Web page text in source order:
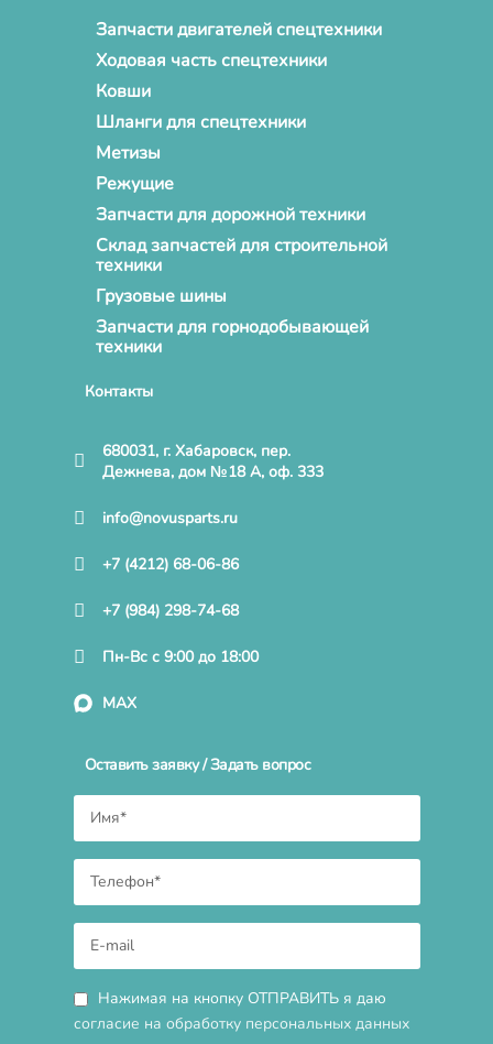
Запчасти двигателей спецтехники
Ходовая часть спецтехники
Ковши
Шланги для спецтехники
Метизы
Режущие
Запчасти для дорожной техники
Склад запчастей для строительной
техники
Грузовые шины
Запчасти для горнодобывающей
техники
Контакты
680031, г. Хабаровск, пер.
Дежнева, дом №18 А, оф. 333
info@novusparts.ru
+7 (4212) 68-06-86
+7 (984) 298-74-68
Пн-Вс с 9:00 до 18:00
MAX
Оставить заявку / Задать вопрос
Нажимая на кнопку ОТПРАВИТЬ я даю
согласие на обработку персональных данных